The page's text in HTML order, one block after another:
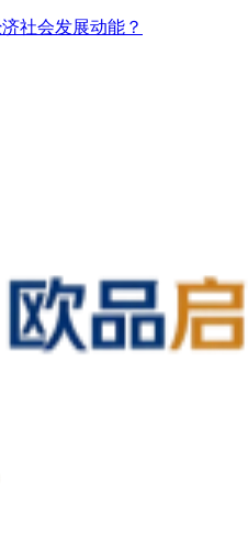
社会发展动能？